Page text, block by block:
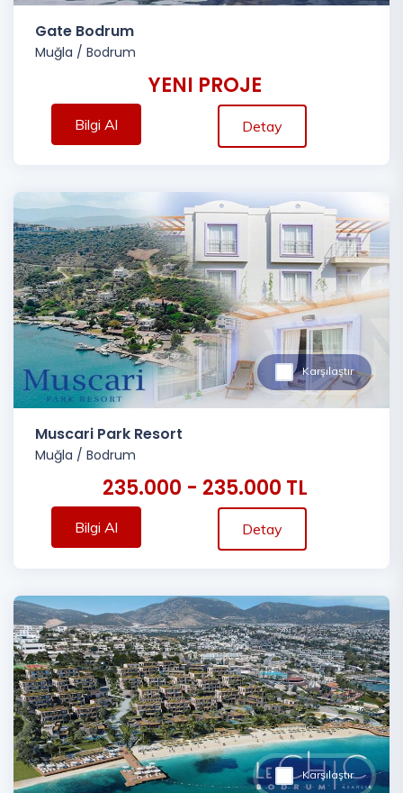
Gate Bodrum
Muğla / Bodrum
YENI PROJE
Bilgi Al Detay
Karşılaştır
Muscari Park Resort
Muğla / Bodrum
235.000 - 235.000 TL
Bilgi Al Detay
Karşılaştır